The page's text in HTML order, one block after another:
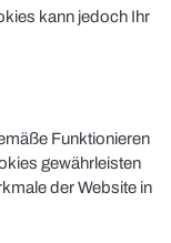
kann jedoch Ihr
Funktionieren
gewährleisten
der Website in